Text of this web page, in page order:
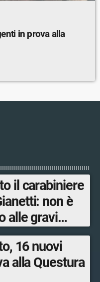
in prova alla
il carabiniere
non è
alle gravi
16 nuovi
alla Questura